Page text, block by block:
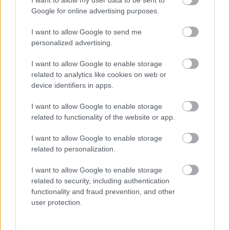
Google for online advertising purposes.
I want to allow Google to send me
personalized advertising.
I want to allow Google to enable storage
related to analytics like cookies on web or
device identifiers in apps.
I want to allow Google to enable storage
related to functionality of the website or app.
I want to allow Google to enable storage
related to personalization.
I want to allow Google to enable storage
related to security, including authentication
functionality and fraud prevention, and other
user protection.
centres spécialisés, situés notamment dans les
grandes villes de province [5].
Le ministère de la santé recommande, pour réduire
stress, de veiller à l'hygiène corporelle, de s'hydrater
également important d'adopter un régime
alimentaire qui permette de maintenir un poids sain
et de réduire les allergènes. Il doit être riche en
acides gras insaturés, en vitamine D3, en oxydants